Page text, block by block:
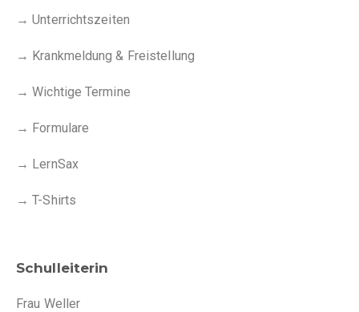
→ Unterrichtszeiten
→ Krankmeldung & Freistellung
→ Wichtige Termine
→ Formulare
→ LernSax
→ T-Shirts
Schulleiterin
Frau Weller